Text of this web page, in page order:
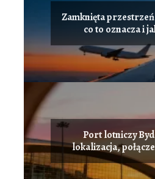
Zamknięta
co to oznacza i
Port lotniczy
lokalizacja,